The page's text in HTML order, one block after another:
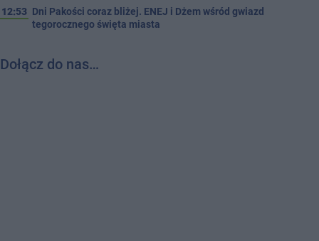
12:53 Dni Pakości coraz bliżej. ENEJ i Dżem wśród gwiazd
tegorocznego święta miasta
Dołącz do nas…